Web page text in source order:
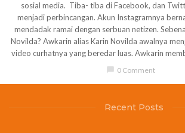
sosial media. Tiba- tiba di Facebook, dan
menjadi perbincangan. Akun Instagramnya
mendadak ramai dengan serbuan netizen.
Novilda? Awkarin alias Karin Novilda awalnya
video curhatnya yang beredar luas. Awkarin
chat_bubble 0 Comment
Recent Posts